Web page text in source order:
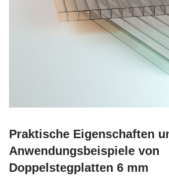
Praktische Eigenschaften
Anwendungsbeispiele von
Doppelstegplatten 6 mm